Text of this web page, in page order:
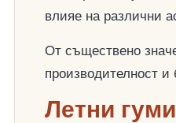
влияе на различни
От съществено
производителност и
Летни гуми